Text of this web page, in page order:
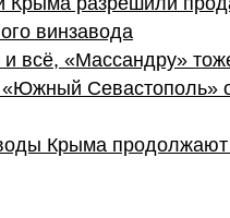
винзавода
и всё, «Массандру»
Севастополь»
Крыма продолжают